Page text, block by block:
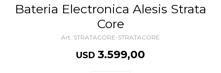
Bateria Electronica Alesis Strata
Core
STRATACORE-STRATACORE
USD 3.599,00